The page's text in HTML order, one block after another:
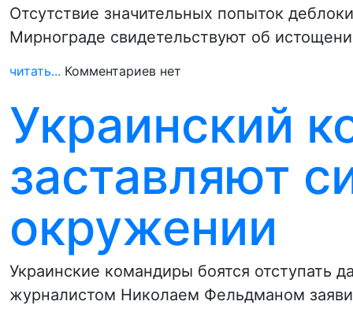
Отсутствие значительных попыток
Мирнограде свидетельствуют об
читать... Комментариев нет
Украинский
заставляют
окружении
Украинские командиры боятся отступать
журналистом Николаем Фельдманом